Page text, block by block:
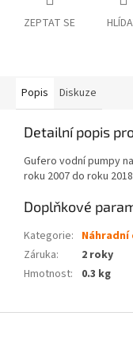
ZEPTAT SE
Popis Diskuze
Detailní popis
Gufero vodní pumpy
roku 2007 do roku 2018
Doplňkové
Kategorie: Náhradní
Záruka:
2 roky
Hmotnost: 0.3 kg